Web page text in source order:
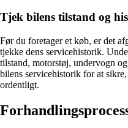
Tjek bilens tilstand og
Før du foretager et køb, er det
tjekke dens servicehistorik.
tilstand, motorstøj, undervogn
bilens servicehistorik for at
ordentligt.